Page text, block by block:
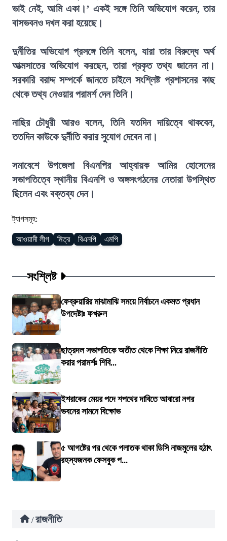
ভাই নেই, আমি একা।’ একই সঙ্গে তিনি অভিযোগ করেন, তার
বাসভবনও দখল করা হয়েছে।
দুর্নীতির অভিযোগ প্রসঙ্গে তিনি বলেন, যারা তার বিরুদ্ধে অর্থ
আত্মসাতের অভিযোগ করছেন, তারা প্রকৃত তথ্য জানেন না।
সরকারি বরাদ্দ সম্পর্কে জানতে চাইলে সংশ্লিষ্ট প্রশাসনের কাছ
থেকে তথ্য নেওয়ার পরামর্শ দেন তিনি।
নাছির চৌধুরী আরও বলেন, তিনি যতদিন দায়িত্বে থাকবেন,
ততদিন কাউকে দুর্নীতি করার সুযোগ দেবেন না।
সমাবেশে উপজেলা বিএনপির আহ্বায়ক আমির হোসেনের
সভাপতিত্বে স্থানীয় বিএনপি ও অঙ্গসংগঠনের নেতারা উপস্থিত
ছিলেন এবং বক্তব্য দেন।
ট্যাগসমূহ:
আওয়ামী লীগ মিত্র বিএনপি এমপি
সংশ্লিষ্ট
ফেব্রুয়ারির মাঝামাঝি সময়ে নির্বাচনে একমত প্রধান
উপদেষ্টাঃ ফখরুল
ছাত্রদল সভাপতিকে অতীত থেকে শিক্ষা নিয়ে রাজনীতি
করার পরামর্শঃ শিবি...
ইশরাকের মেয়র পদে শপথের দাবিতে আবারো নগর
ভবনের সামনে বিক্ষোভ
৫ আগষ্টের পর থেকে পলাতক থাকা ডিসি নাজমুলের হঠাৎ
রহস্যজনক ফেসবুক প...
/ রাজনীতি